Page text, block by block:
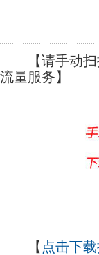
【请手动扫
流量服务】
【 点击下